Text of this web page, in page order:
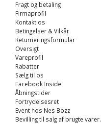
Fragt og betaling
Firmaprofil
Kontakt os
Betingelser & Vilkår
Returneringsformular
Oversigt
Vareprofil
Rabatter
Sælg til os
Facebook Inside
Åbningstider
Fortrydelsesret
Event hos Nes Bozz
Bevilling til salg af brugte varer.